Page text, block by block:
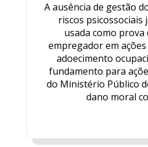
A ausência de gestão
riscos psicossociais
usada como prova
empregador em
adoecimento
fundamento para
do Ministério Público
dano moral